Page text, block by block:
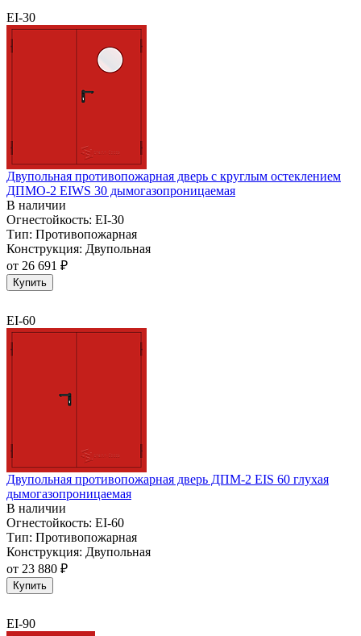
EI-30
Двупольная противопожарная дверь с круглым остеклением
ДПМО-2 EIWS 30 дымогазопроницаемая
В наличии
Огнестойкость: EI-30
Тип: Противопожарная
Конструкция: Двупольная
от 26 691 ₽
Купить
EI-60
Двупольная противопожарная дверь ДПМ-2 EIS 60 глухая
дымогазопроницаемая
В наличии
Огнестойкость: EI-60
Тип: Противопожарная
Конструкция: Двупольная
от 23 880 ₽
Купить
EI-90